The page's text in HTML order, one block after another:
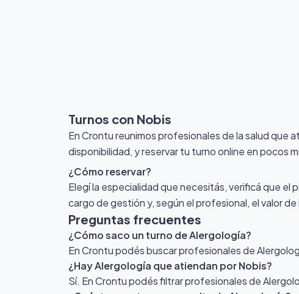
Turnos con Nobis
En Crontu reunimos profesionales de la salud que
disponibilidad, y reservar tu turno online en pocos
¿Cómo reservar?
Elegí la especialidad que necesitás, verificá que el
cargo de gestión y, según el profesional, el valor
Preguntas frecuentes
¿Cómo saco un turno de Alergología?
En Crontu podés buscar profesionales de
¿Hay Alergología que atiendan por Nobis?
Sí. En Crontu podés filtrar profesionales de